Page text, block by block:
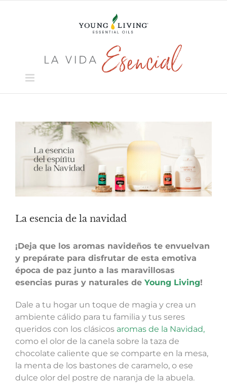
View
Larger
Image
La esencia de la navidad
¡Deja que los aromas navideños te envuelvan
y prepárate para disfrutar de esta emotiva
época de paz junto a las maravillosas
esencias puras y naturales de Young Living!
Dale a tu hogar un toque de magia y crea un
ambiente cálido para tu familia y tus seres
queridos con los clásicos aromas de la Navidad,
como el olor de la canela sobre la taza de
chocolate caliente que se comparte en la mesa,
la menta de los bastones de caramelo, o ese
dulce olor del postre de naranja de la abuela.